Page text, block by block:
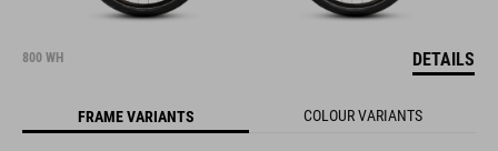
800 WH DETAILS
FRAME VARIANTS COLOUR VARIANTS